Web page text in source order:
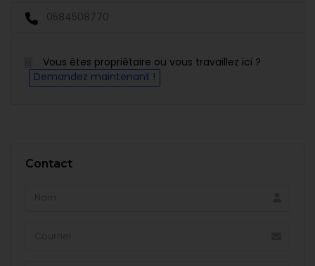
0584508770
Vous êtes propriétaire ou vous travaillez ici ?
Demandez maintenant !
Contact